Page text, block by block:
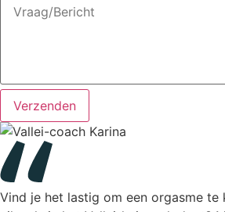
Verzenden
Vind je het lastig om een orgasme te